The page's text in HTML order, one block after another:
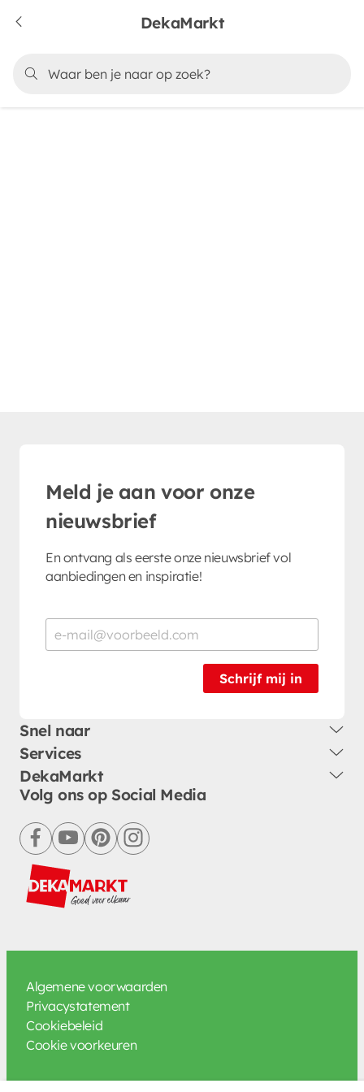
DekaMarkt
Meld je aan voor onze
nieuwsbrief
En ontvang als eerste onze nieuwsbrief vol
aanbiedingen en inspiratie!
Schrijf mij in
Snel naar
Services
DekaMarkt
Volg ons op Social Media
facebookyoutubepinterestinstagram
Algemene voorwaarden
Privacystatement
Cookiebeleid
Cookie voorkeuren